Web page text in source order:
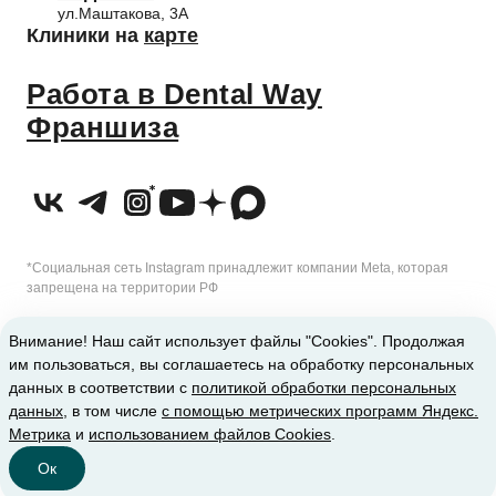
Внимание! Наш сайт использует файлы "Cookies". Продолжая
им пользоваться, вы соглашаетесь на обработку персональных
данных в соответствии с политикой обработки персональных
данных , в том числе с помощью метрических программ Яндекс.
Метрика и использованием файлов Cookies
Ок
Клиники
ул.Маштакова, 3А
Клиники на карте
Работа в Dental Way
Франшиза
*Социальная сеть Instagram принадлежит компании Meta, которая
запрещена на территории РФ
ИМЕЮТСЯ ПРОТИВОПОКАЗАНИЯ. ТРЕБУЕТСЯ КОНСУЛЬТАЦИЯ
СПЕЦИАЛИСТА